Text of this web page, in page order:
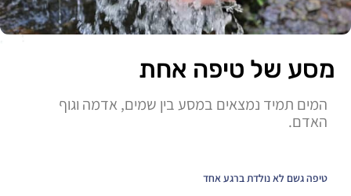
מסע של טיפה אחת
המים תמיד נמצאים במסע בין שמים, אדמה וגוף
האדם.
טיפה גשם לא נולדת ברגע אחד